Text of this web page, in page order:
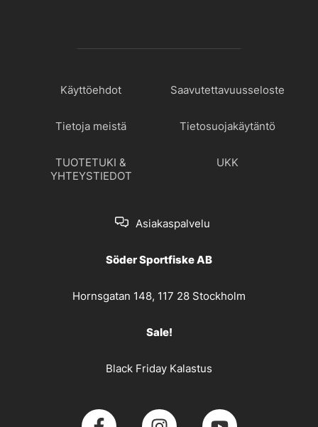
Käyttöehdot Saavutettavuusseloste
Tietoja meistä Tietosuojakäytäntö
TUOTETUKI &
YHTEYSTIEDOT
UKK
Asiakaspalvelu
Söder Sportfiske AB
Hornsgatan 148, 117 28 Stockholm
Sale!
Black Friday Kalastus